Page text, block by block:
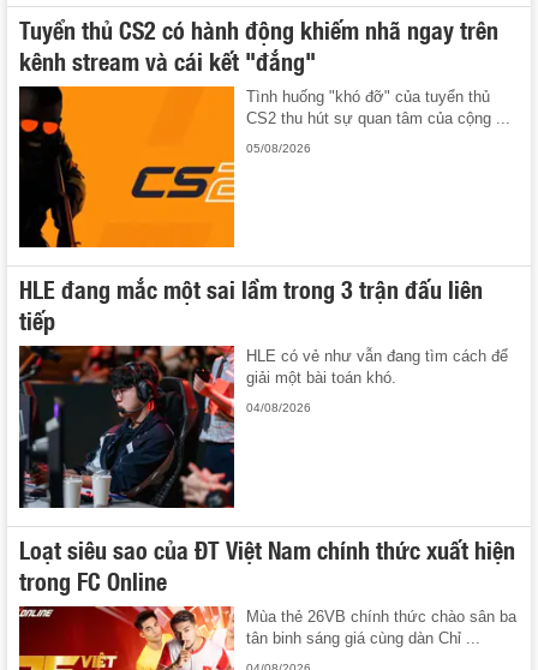
Tuyển thủ CS2 có hành động khiếm nhã ngay trên
kênh stream và cái kết "đắng"
Tình huống "khó đỡ" của tuyển thủ
CS2 thu hút sự quan tâm của cộng ...
05/08/2026
HLE đang mắc một sai lầm trong 3 trận đấu liên
tiếp
HLE có vẻ như vẫn đang tìm cách để
giải một bài toán khó.
04/08/2026
Loạt siêu sao của ĐT Việt Nam chính thức xuất hiện
trong FC Online
Mùa thẻ 26VB chính thức chào sân ba
tân binh sáng giá cùng dàn Chỉ ...